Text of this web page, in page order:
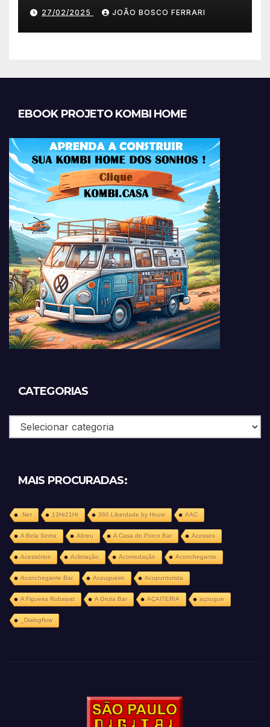
27/02/2025 JOÃO BOSCO FERRARI
EBOOK PROJETO KOMBI HOME
CATEGORIAS
Categorias
MAIS PROCURADAS:
.Net 13Hr21Hr 360 Liberdade by Housi AAC
A Bela Sintra Abreu A Casa do Porco Bar Acessos
Acessórios Aclimação Acomodação Aconchegante
Aconchegante Bar Acougueiro Acupunturista
A Figueira Rubaiyat A Gruta Bar AÇAITERIA açougue
_Dialogflow